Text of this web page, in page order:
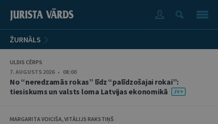
ŽURNĀLS
ULDIS CĒRPS
7. AUGUSTS 2026 • 08:00
No “neredzamās rokas” līdz “palīdzošajai rokai”:
tiesiskums un valsts loma Latvijas ekonomikā
MARGARITA VOICIŠA, VITĀLIJS RAKSTIŅŠ